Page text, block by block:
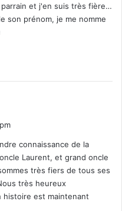
et j'en suis très fière…
son prénom, je me nomme
connaissance de la
Laurent, et grand oncle
très fiers de tous ses
très heureux
histoire est maintenant